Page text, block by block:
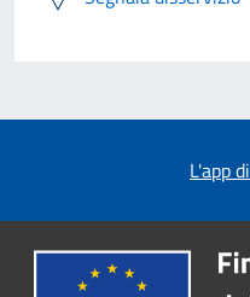
L'app